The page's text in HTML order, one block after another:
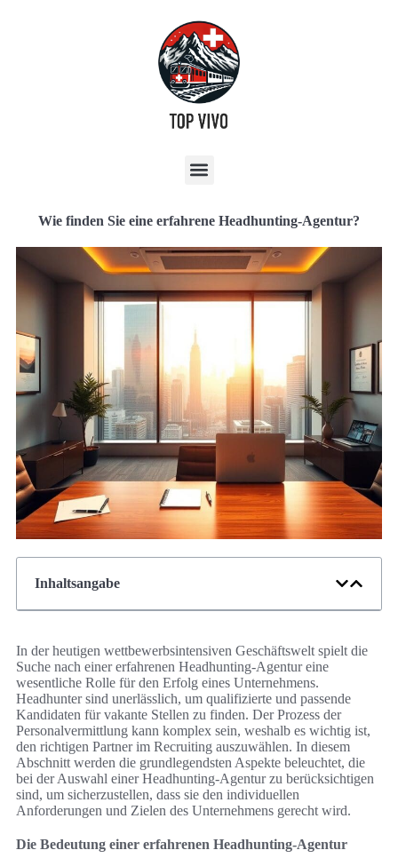
Wie finden Sie eine erfahrene Headhunting-Agentur?
Inhaltsangabe
In der heutigen wettbewerbsintensiven Geschäftswelt spielt die
Suche nach einer erfahrenen Headhunting-Agentur eine
wesentliche Rolle für den Erfolg eines Unternehmens.
Headhunter sind unerlässlich, um qualifizierte und passende
Kandidaten für vakante Stellen zu finden. Der Prozess der
Personalvermittlung kann komplex sein, weshalb es wichtig ist,
den richtigen Partner im Recruiting auszuwählen. In diesem
Abschnitt werden die grundlegendsten Aspekte beleuchtet, die
bei der Auswahl einer Headhunting-Agentur zu berücksichtigen
sind, um sicherzustellen, dass sie den individuellen
Anforderungen und Zielen des Unternehmens gerecht wird.
Die Bedeutung einer erfahrenen Headhunting-Agentur